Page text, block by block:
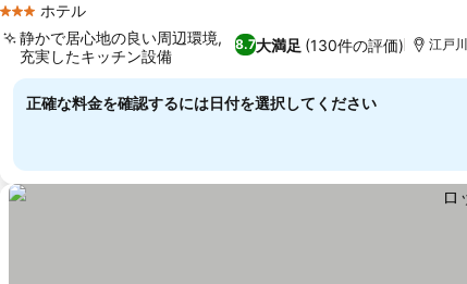
3 ホテルのランク
ホテル
8.7大満足 (130件の評価)
静かで居心地の良い周辺環境,
充実したキッチン設備
江戸
正確な料金を確認するには日付を選択してください